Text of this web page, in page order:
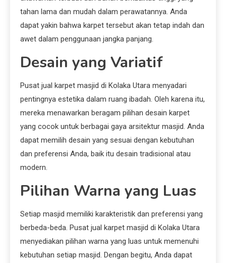
tahan lama dan mudah dalam perawatannya. Anda
dapat yakin bahwa karpet tersebut akan tetap indah dan
awet dalam penggunaan jangka panjang.
Desain yang Variatif
Pusat jual karpet masjid di Kolaka Utara menyadari
pentingnya estetika dalam ruang ibadah. Oleh karena itu,
mereka menawarkan beragam pilihan desain karpet
yang cocok untuk berbagai gaya arsitektur masjid. Anda
dapat memilih desain yang sesuai dengan kebutuhan
dan preferensi Anda, baik itu desain tradisional atau
modern.
Pilihan Warna yang Luas
Setiap masjid memiliki karakteristik dan preferensi yang
berbeda-beda. Pusat jual karpet masjid di Kolaka Utara
menyediakan pilihan warna yang luas untuk memenuhi
kebutuhan setiap masjid. Dengan begitu, Anda dapat